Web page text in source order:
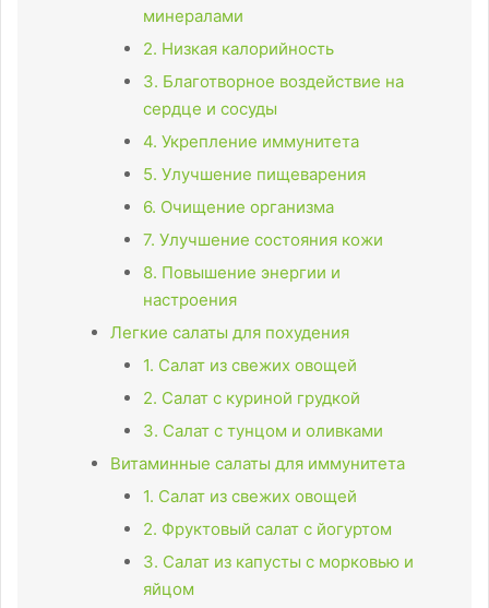
минералами
2. Низкая калорийность
3. Благотворное воздействие на
сердце и сосуды
4. Укрепление иммунитета
5. Улучшение пищеварения
6. Очищение организма
7. Улучшение состояния кожи
8. Повышение энергии и
настроения
Легкие салаты для похудения
1. Салат из свежих овощей
2. Салат с куриной грудкой
3. Салат с тунцом и оливками
Витаминные салаты для иммунитета
1. Салат из свежих овощей
2. Фруктовый салат с йогуртом
3. Салат из капусты с морковью и
яйцом